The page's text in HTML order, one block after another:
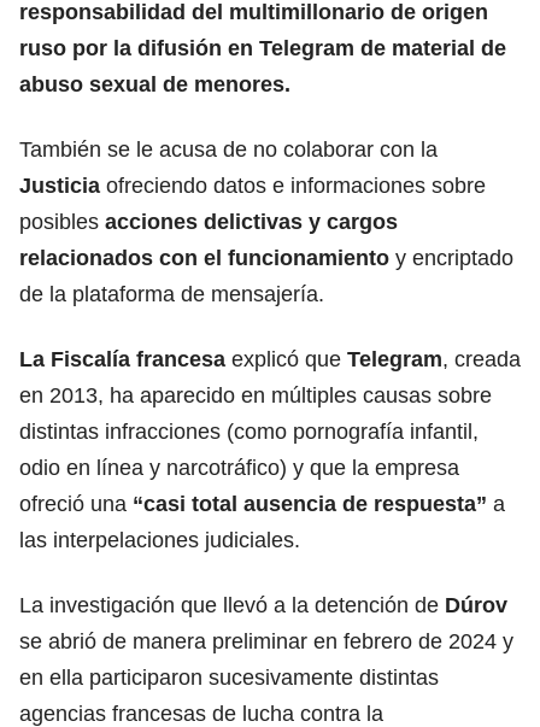
responsabilidad del multimillonario de origen
ruso por la difusión en Telegram de material de
abuso sexual de menores.
También se le acusa de no colaborar con la
Justicia ofreciendo datos e informaciones sobre
posibles acciones delictivas y cargos
relacionados con el funcionamiento y encriptado
de la plataforma de mensajería.
La Fiscalía francesa explicó que Telegram, creada
en 2013, ha aparecido en múltiples causas sobre
distintas infracciones (como pornografía infantil,
odio en línea y narcotráfico) y que la empresa
ofreció una “casi total ausencia de respuesta” a
las interpelaciones judiciales.
La investigación que llevó a la detención de Dúrov
se abrió de manera preliminar en febrero de 2024 y
en ella participaron sucesivamente distintas
agencias francesas de lucha contra la